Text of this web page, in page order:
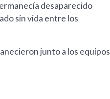
desaparecido
sin vida entre los
junto a los equipos